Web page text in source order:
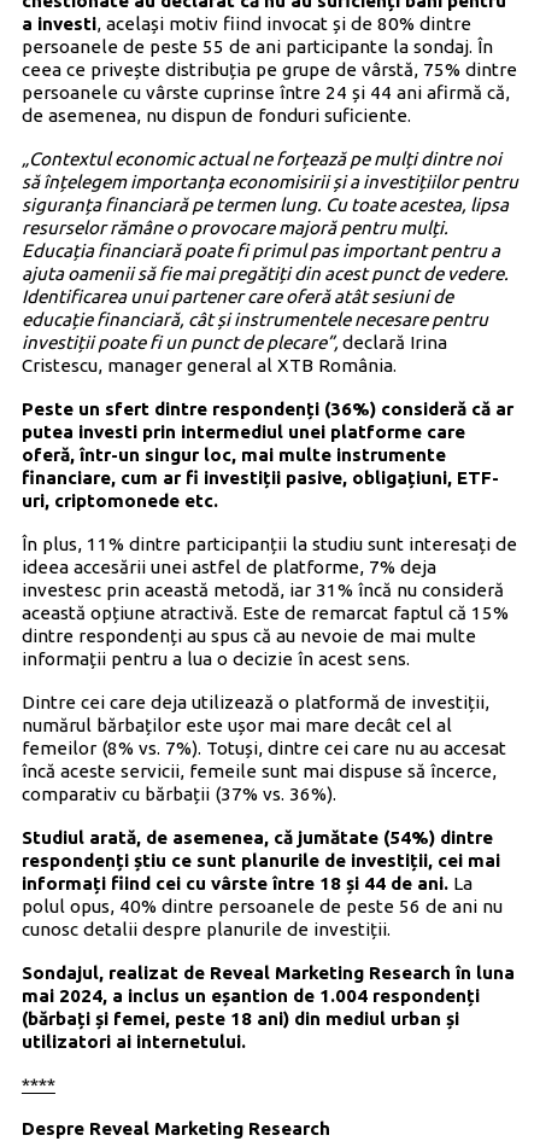
a investi, același motiv fiind invocat și de 80% dintre
persoanele de peste 55 de ani participante la sondaj. În
ceea ce privește distribuția pe grupe de vârstă, 75% dintre
persoanele cu vârste cuprinse între 24 și 44 ani afirmă că,
de asemenea, nu dispun de fonduri suficiente.
„Contextul economic actual ne forțează pe mulți dintre noi
să înțelegem importanța economisirii și a investițiilor pentru
siguranța financiară pe termen lung. Cu toate acestea, lipsa
resurselor rămâne o provocare majoră pentru mulți.
Educația financiară poate fi primul pas important pentru a
ajuta oamenii să fie mai pregătiți din acest punct de vedere.
Identificarea unui partener care oferă atât sesiuni de
educație financiară, cât și instrumentele necesare pentru
investiții poate fi un punct de plecare”, declară Irina
Cristescu, manager general al XTB România.
Peste un sfert dintre respondenți (36%) consideră că ar
putea investi prin intermediul unei platforme care
oferă, într-un singur loc, mai multe instrumente
financiare, cum ar fi investiții pasive, obligațiuni, ETF-
uri, criptomonede etc.
În plus, 11% dintre participanții la studiu sunt interesați de
ideea accesării unei astfel de platforme, 7% deja
investesc prin această metodă, iar 31% încă nu consideră
această opțiune atractivă. Este de remarcat faptul că 15%
dintre respondenți au spus că au nevoie de mai multe
informații pentru a lua o decizie în acest sens.
Dintre cei care deja utilizează o platformă de investiții,
numărul bărbaților este ușor mai mare decât cel al
femeilor (8% vs. 7%). Totuși, dintre cei care nu au accesat
încă aceste servicii, femeile sunt mai dispuse să încerce,
comparativ cu bărbații (37% vs. 36%).
Studiul arată, de asemenea, că jumătate (54%) dintre
respondenți știu ce sunt planurile de investiții, cei mai
informați fiind cei cu vârste între 18 și 44 de ani.La
polul opus, 40% dintre persoanele de peste 56 de ani nu
cunosc detalii despre planurile de investiții.
Sondajul, realizat de Reveal Marketing Research în luna
mai 2024, a inclus un eșantion de 1.004 respondenți
(bărbați și femei, peste 18 ani) din mediul urban și
utilizatori ai internetului.
****
Despre Reveal Marketing Research